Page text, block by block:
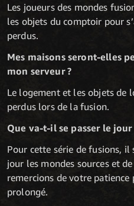
Les joueurs des mondes
les objets du comptoir pour
perdus.
Mes maisons seront-elles
mon serveur ?
Le logement et les objets de
perdus lors de la fusion.
Que va-t-il se passer le
Pour cette série de fusions, il
jour les mondes sources et
remercions de votre patience
prolongé.